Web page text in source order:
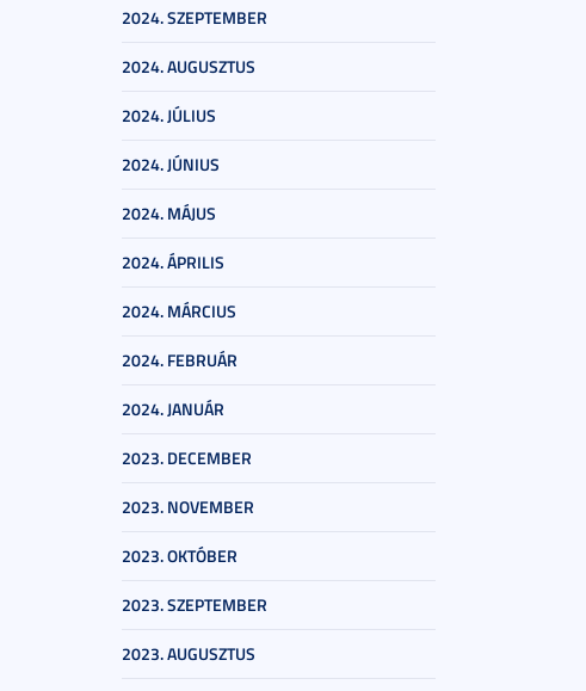
2024. SZEPTEMBER
2024. AUGUSZTUS
2024. JÚLIUS
2024. JÚNIUS
2024. MÁJUS
2024. ÁPRILIS
2024. MÁRCIUS
2024. FEBRUÁR
2024. JANUÁR
2023. DECEMBER
2023. NOVEMBER
2023. OKTÓBER
2023. SZEPTEMBER
2023. AUGUSZTUS